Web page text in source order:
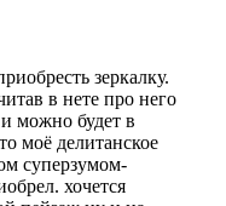
зеркалку.
в нете про него
можно будет в
моё делитанское
суперзумом-
хочется